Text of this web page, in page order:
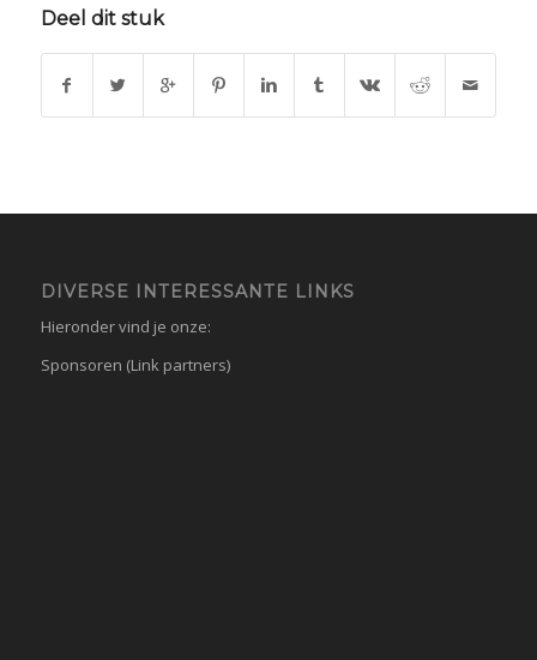
Deel dit stuk
DIVERSE INTERESSANTE LINKS
Hieronder vind je onze:
Sponsoren (Link partners)